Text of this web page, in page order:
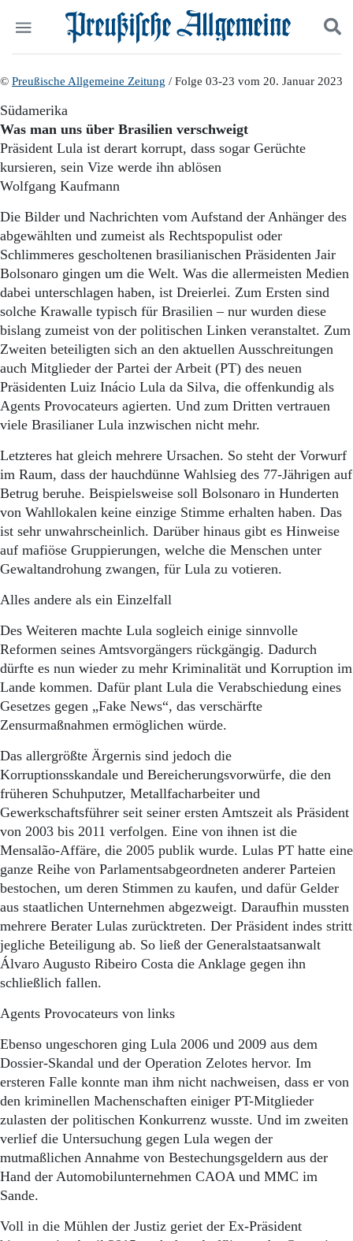
Start
Wer wir sind
Aktuelle Ausgabe
Abonnenten-Login
Abonnent werden
Abo Prämien
Archiv
Politik
Panorama
Gesellschaft
Leben
Pommern
Berlin-Brandenburg
Schlesien
Danzig und Westpreußen
Bücher
Kontakt
Impressum
Datenschutz
Suchen und finden
© Preußische Allgemeine Zeitung / Folge 03-23 vom 20. Januar 2023
Südamerika
Was man uns über Brasilien verschweigt
Präsident Lula ist derart korrupt, dass sogar Gerüchte
kursieren, sein Vize werde ihn ablösen
Wolfgang Kaufmann
Die Bilder und Nachrichten vom Aufstand der Anhänger des
abgewählten und zumeist als Rechtspopulist oder
Schlimmeres gescholtenen brasilianischen Präsidenten Jair
Bolsonaro gingen um die Welt. Was die allermeisten Medien
dabei unterschlagen haben, ist Dreierlei. Zum Ersten sind
solche Krawalle typisch für Brasilien – nur wurden diese
bislang zumeist von der politischen Linken veranstaltet. Zum
Zweiten beteiligten sich an den aktuellen Ausschreitungen
auch Mitglieder der Partei der Arbeit (PT) des neuen
Präsidenten Luiz Inácio Lula da Silva, die offenkundig als
Agents Provocateurs agierten. Und zum Dritten vertrauen
viele Brasilianer Lula inzwischen nicht mehr.
Letzteres hat gleich mehrere Ursachen. So steht der Vorwurf
im Raum, dass der hauchdünne Wahlsieg des 77-Jährigen auf
Betrug beruhe. Beispielsweise soll Bolsonaro in Hunderten
von Wahllokalen keine einzige Stimme erhalten haben. Das
ist sehr unwahrscheinlich. Darüber hinaus gibt es Hinweise
auf mafiöse Gruppierungen, welche die Menschen unter
Gewaltandrohung zwangen, für Lula zu votieren.
Alles andere als ein Einzelfall
Des Weiteren machte Lula sogleich einige sinnvolle
Reformen seines Amtsvorgängers rückgängig. Dadurch
dürfte es nun wieder zu mehr Kriminalität und Korruption im
Lande kommen. Dafür plant Lula die Verabschiedung eines
Gesetzes gegen „Fake News“, das verschärfte
Zensurmaßnahmen ermöglichen würde.
Das allergrößte Ärgernis sind jedoch die
Korruptionsskandale und Bereicherungsvorwürfe, die den
früheren Schuhputzer, Metallfacharbeiter und
Gewerkschaftsführer seit seiner ersten Amtszeit als Präsident
von 2003 bis 2011 verfolgen. Eine von ihnen ist die
Mensalão-Affäre, die 2005 publik wurde. Lulas PT hatte eine
ganze Reihe von Parlamentsabgeordneten anderer Parteien
bestochen, um deren Stimmen zu kaufen, und dafür Gelder
aus staatlichen Unternehmen abgezweigt. Daraufhin mussten
mehrere Berater Lulas zurücktreten. Der Präsident indes stritt
jegliche Beteiligung ab. So ließ der Generalstaatsanwalt
Álvaro Augusto Ribeiro Costa die Anklage gegen ihn
schließlich fallen.
Agents Provocateurs von links
Ebenso ungeschoren ging Lula 2006 und 2009 aus dem
Dossier-Skandal und der Operation Zelotes hervor. Im
ersteren Falle konnte man ihm nicht nachweisen, dass er von
den kriminellen Machenschaften einiger PT-Mitglieder
zulasten der politischen Konkurrenz wusste. Und im zweiten
verlief die Untersuchung gegen Lula wegen der
mutmaßlichen Annahme von Bestechungsgeldern aus der
Hand der Automobilunternehmen CAOA und MMC im
Sande.
Voll in die Mühlen der Justiz geriet der Ex-Präsident